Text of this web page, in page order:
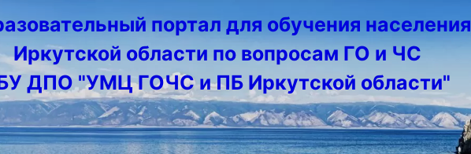
портал для обучения населения
Иркутской области по вопросам ГО и ЧС
ДПО "УМЦ ГОЧС и ПБ Иркутской области"